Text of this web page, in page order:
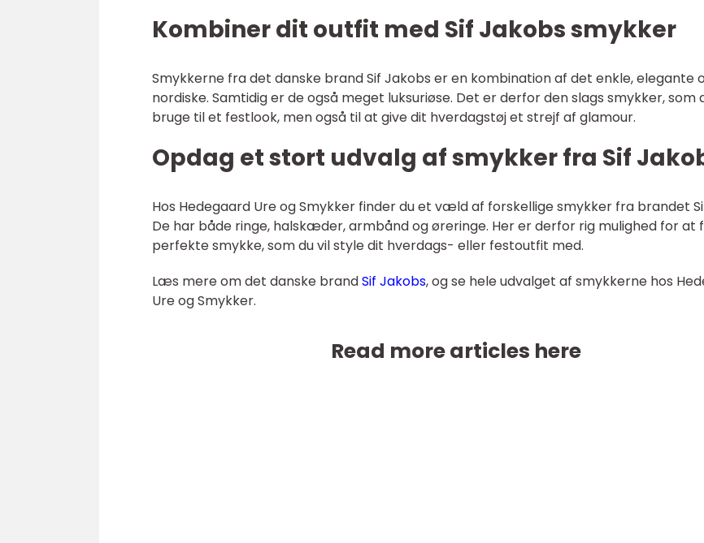
Kombiner dit outfit med Sif Jakobs smykker
Smykkerne fra det danske brand Sif Jakobs er en kombination af det enkle, elegante
nordiske. Samtidig er de også meget luksuriøse. Det er derfor den slags smykker, som
bruge til et festlook, men også til at give dit hverdagstøj et strejf af glamour.
Opdag et stort udvalg af smykker fra Sif
Hos Hedegaard Ure og Smykker finder du et væld af forskellige smykker fra brandet
De har både ringe, halskæder, armbånd og øreringe. Her er derfor rig mulighed for at
perfekte smykke, som du vil style dit hverdags- eller festoutfit med.
Læs mere om det danske brandSif Jakobs, og se hele udvalget af smykkerne hos
Ure og Smykker.
Read more articles here